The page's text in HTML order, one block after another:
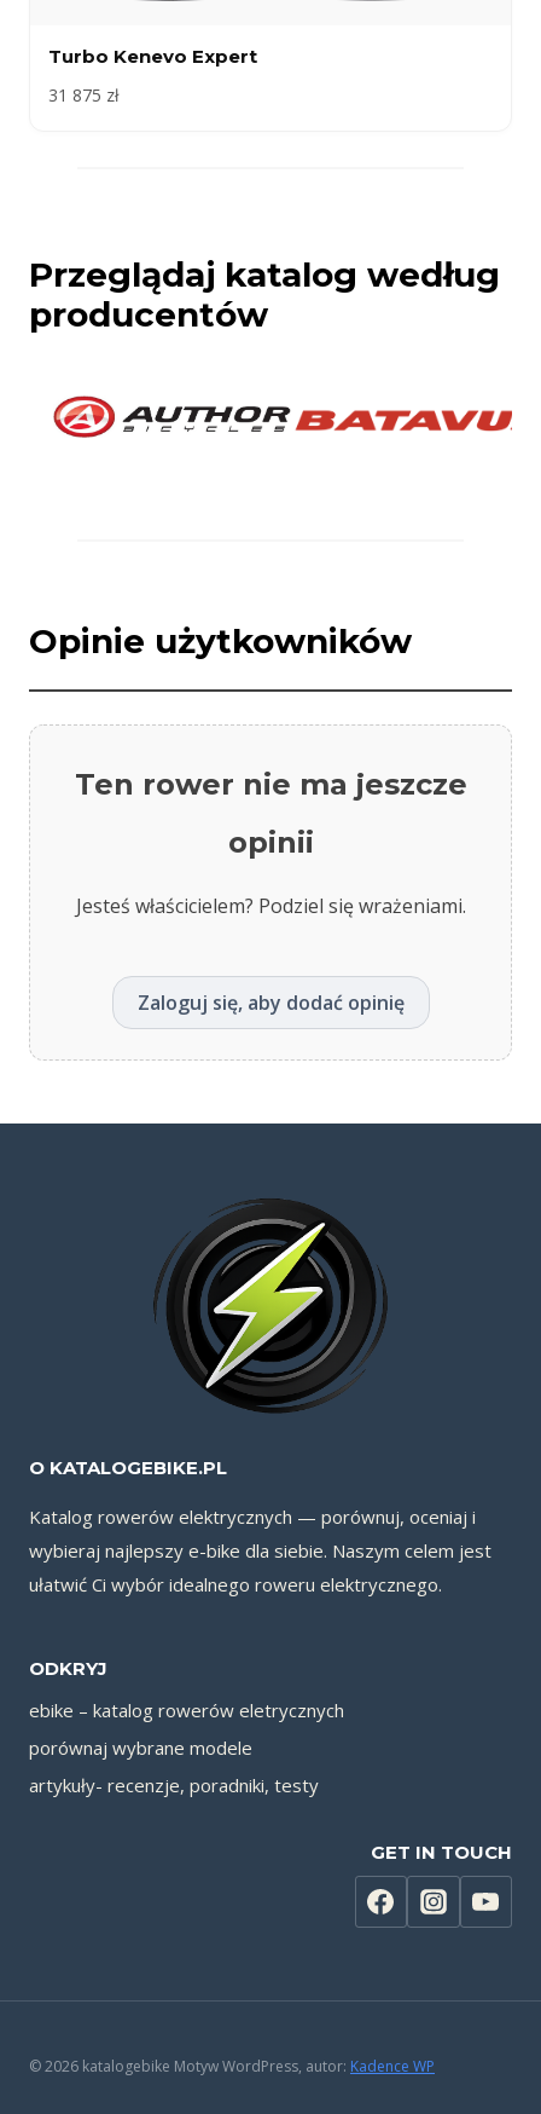
Turbo Kenevo Expert
31 875 zł
Przeglądaj katalog według
producentów
Opinie użytkowników
Ten rower nie ma jeszcze
opinii
Jesteś właścicielem? Podziel się wrażeniami.
Zaloguj się, aby dodać opinię
O KATALOGEBIKE.PL
Katalog rowerów elektrycznych — porównuj, oceniaj i
wybieraj najlepszy e-bike dla siebie. Naszym celem jest
ułatwić Ci wybór idealnego roweru elektrycznego.
ODKRYJ
ebike – katalog rowerów eletrycznych
porównaj wybrane modele
artykuły- recenzje, poradniki, testy
GET IN TOUCH
© 2026 katalogebike Motyw WordPress, autor: Kadence WP